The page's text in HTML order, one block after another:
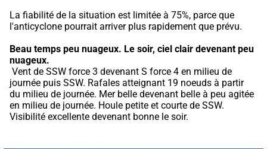
La fiabilité de la situation est limitée à 75%, parce que
l'anticyclone pourrait arriver plus rapidement que prévu.
Beau temps peu nuageux. Le soir, ciel clair devenant peu
nuageux.
journée puis SSW. Rafales atteignant 19 noeuds à partir
du milieu de journée. Mer belle devenant belle à peu agitée
en milieu de journée. Houle petite et courte de SSW.
Visibilité excellente devenant bonne le soir.